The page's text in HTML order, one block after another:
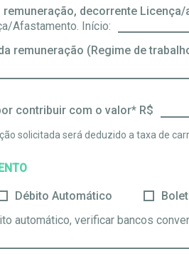
remuneração, decorrente
Afastamento. Início:
da remuneração (Regime de
contribuir com o valor* R$
solicitada será deduzido a taxa de
Débito Automático
automático, verificar bancos